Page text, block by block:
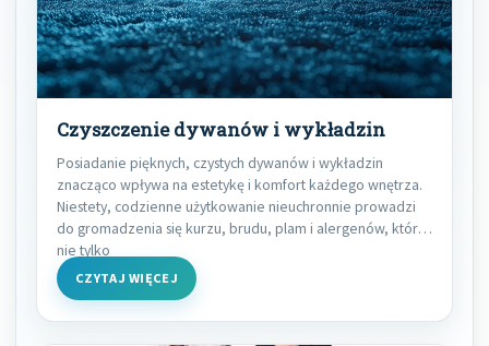
Czyszczenie dywanów i wykładzin
Posiadanie pięknych, czystych dywanów i wykładzin
znacząco wpływa na estetykę i komfort każdego wnętrza.
Niestety, codzienne użytkowanie nieuchronnie prowadzi
do gromadzenia się kurzu, brudu, plam i alergenów, które
nie tylko
CZYTAJ WIĘCEJ